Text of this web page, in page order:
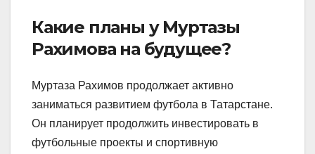
Какие планы у Муртазы
Рахимова на будущее?
Муртаза Рахимов продолжает активно
заниматься развитием футбола в Татарстане.
Он планирует продолжить инвестировать в
футбольные проекты и спортивную